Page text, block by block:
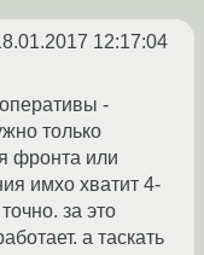
12:17:04
-
только
фронта или
имхо хватит 4-
за это
а таскать